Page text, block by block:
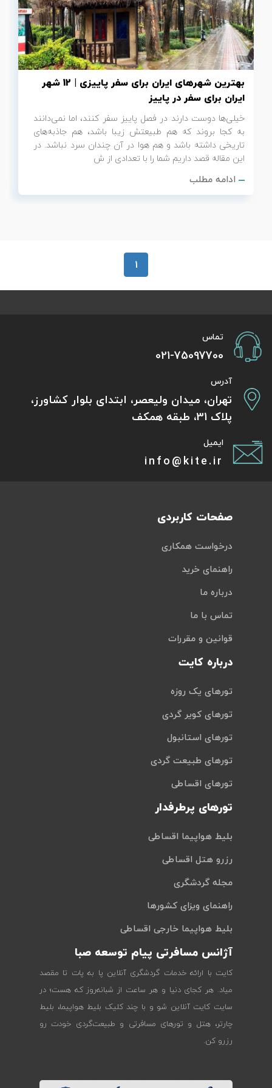
بهترین شهرهای ایران برای سفر پاییزی | 12 شهر
ایران برای سفر در پاییز
خیلی‌ها دوست دارند در فصل پاییز سفر کنند، اما نمی‌دانند
به کجا بروند که هم طبیعتش زیبا باشد، هم جاذبه‌های
تاریخی داشته باشد و هم هوا در آن چندان سرد نباشد. در
این مقاله قصد داریم شما را با تعدادی از ش
ادامه مطلب
1
تماس
021-75097700
آدرس
تهران، میدان ولیعصر، ابتدای بلوار کشاورز،
پلاک 31، طبقه همکف
ایمیل
info@kite.ir
صفحات کاربردی
درخواست همکاری
راهنمای خرید
درباره ما
تماس با ما
قوانین و مقررات
درباره کایت
تورهای یک روزه
تورهای کویر گردی
تورهای استانبول
تورهای طبیعت گردی
تورهای اقساطی
تورهای پرطرفدار
بلیط هواپیما اقساطی
رزرو هتل اقساطی
مجله گردشگری
راهنمای ویزای کشورها
بلیط هواپیما خارجی اقساطی
آژانس مسافرتی پیام توسعه صبا
کایت با ارائه خدمات گردشگری آنلاین پا به پات تا مقصد
میاد. هر کجای دنیا و هر ساعت از شبانه‌روز که هست؛ در
سایت کایت آنلاین شو و با چند کلیک بلیط هواپیما، بلیط
چارتر، هتل و تورهای مسافرتی و طبیعت‌گردی خودت رو
رزرو کن.
تور سوباتان
تور چابهار
تور مرداب هسل
تور کاشان
تور اصفهان
تور ترکمن صحرا